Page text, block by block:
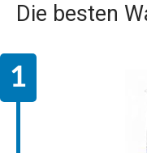
Die besten